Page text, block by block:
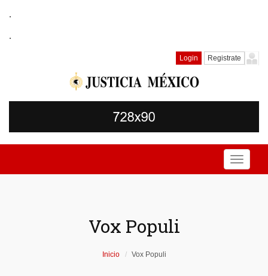
.
.
Login Registrate
Toggle
Vox Populi
Inicio Vox Populi